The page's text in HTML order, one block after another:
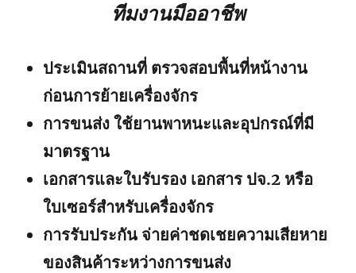
ทีมงานมืออาชีพ
ประเมินสถานที่ ตรวจสอบพื้นที่หน้างาน
ก่อนการย้ายเครื่องจักร
การขนส่ง ใช้ยานพาหนะและอุปกรณ์ที่มี
มาตรฐาน
เอกสารและใบรับรอง เอกสาร ปจ.2 หรือ
ใบเซอร์สำหรับเครื่องจักร
การรับประกัน จ่ายค่าชดเชยความเสียหาย
ของสินค้าระหว่างการขนส่ง